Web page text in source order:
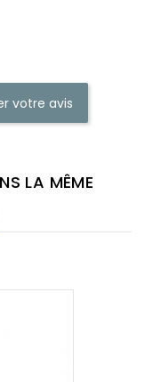
votre avis
LA MÊME